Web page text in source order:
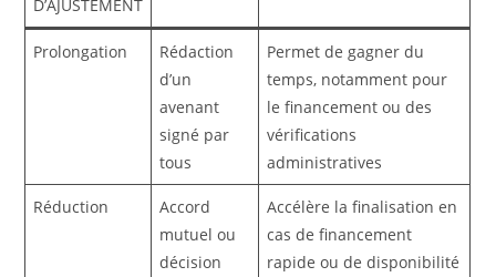
D’AJUSTEMENT
Prolongation
Rédaction
d’un
avenant
signé par
tous
Permet de gagner du
temps, notamment pour
le financement ou des
vérifications
administratives
Réduction
Accord
mutuel ou
décision
Accélère la finalisation en
cas de financement
rapide ou de disponibilité